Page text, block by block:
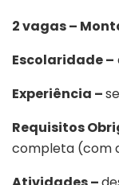
2 vagas –
Escolaridade –
Experiência –
Requisitos
completa (com